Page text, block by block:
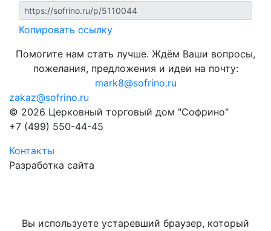
Копировать ссылку
Помогите нам стать лучше. Ждём Ваши вопросы,
пожелания, предложения и идеи на почту:
mark8@sofrino.ru
zakaz@sofrino.ru
© 2026 Церковный торговый дом "Софрино"
+7 (499) 550-44-45
Контакты
Разработка сайта
Вы используете устаревший браузер, который